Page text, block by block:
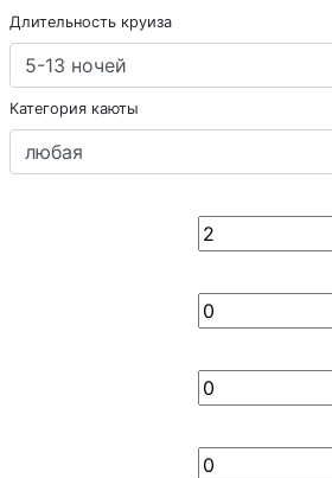
Длительность круиза
Категория каюты